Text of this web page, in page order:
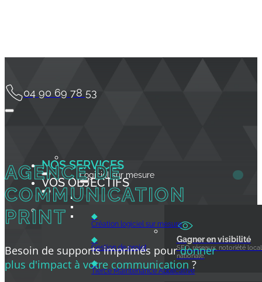
04 90 69 78 53
NOS SERVICES
Logiciel sur mesure
◆
Création logiciel sur mesure
◆
Gestion de projet
◆
Tierce Maintenance Applicative
VOS OBJECTIFS
Gagner en visibilité
SEO, réseaux, notoriété
nationale.
AGENCE DE
COMMUNICATION
PRINT
Besoin de supports imprimés pourdonner
plus d'impact à votre communication ?